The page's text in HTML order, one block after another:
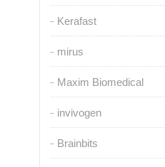
Kerafast
mirus
Maxim Biomedical
invivogen
Brainbits